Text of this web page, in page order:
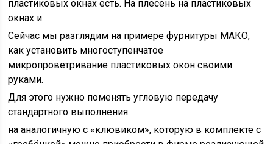
пластиковых окнах есть. На плесень на пластиковых
окнах и.
Сейчас мы разглядим на примере фурнитуры МАКО,
как установить многоступенчатое
микропроветривание пластиковых окон своими
руками.
Для этого нужно поменять угловую передачу
стандартного выполнения
на аналогичную с «клювиком», которую в комплекте с